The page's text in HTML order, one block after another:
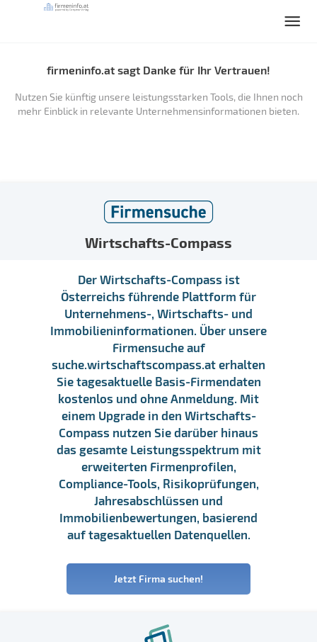
firmeninfo.at sagt Danke für Ihr Vertrauen!
Nutzen Sie künftig unsere leistungsstarken Tools, die Ihnen noch
mehr Einblick in relevante Unternehmensinformationen bieten.
Wirtschafts-Compass
Der Wirtschafts-Compass ist
Österreichs führende Plattform für
Unternehmens-, Wirtschafts- und
Immobilieninformationen. Über unsere
Firmensuche auf
suche.wirtschaftscompass.at erhalten
Sie tagesaktuelle Basis-Firmendaten
kostenlos und ohne Anmeldung. Mit
einem Upgrade in den Wirtschafts-
Compass nutzen Sie darüber hinaus
das gesamte Leistungsspektrum mit
erweiterten Firmenprofilen,
Compliance-Tools, Risikoprüfungen,
Jahresabschlüssen und
Immobilienbewertungen, basierend
auf tagesaktuellen Datenquellen.
Jetzt Firma suchen!